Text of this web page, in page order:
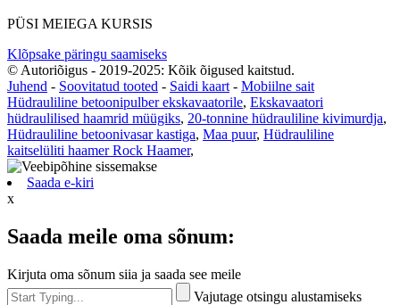
PÜSI MEIEGA KURSIS
Klõpsake päringu saamiseks
© Autoriõigus - 2019-2025: Kõik õigused kaitstud.
Juhend - Soovitatud tooted - Saidi kaart - Mobiilne sait
Hüdrauliline betoonipulber ekskavaatorile, Ekskavaatori
hüdraulilised haamrid müügiks, 20-tonnine hüdrauliline kivimurdja,
Hüdrauliline betoonivasar kastiga, Maa puur, Hüdrauliline
kaitselüliti haamer Rock Haamer,
Saada e-kiri
x
Saada meile oma sõnum:
Kirjuta oma sõnum siia ja saada see meile
Vajutage otsingu alustamiseks